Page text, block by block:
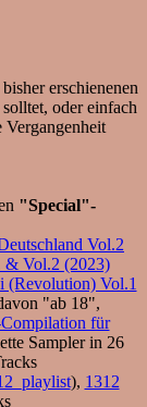
erschienenen
oder einfach
"Special"-
Vol.2
& Vol.2 (2023)
(Revolution) Vol.1
"ab 18",
für
Sampler in 26
), 1312